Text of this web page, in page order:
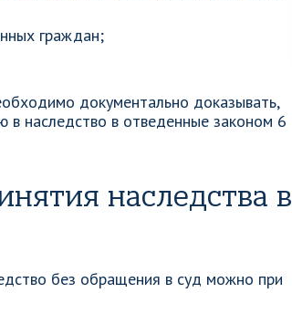
граждан;
документально доказывать,
в наследство в отведенные законом 6
наследства в
без обращения в суд можно при